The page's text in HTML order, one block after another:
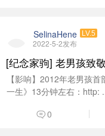
SelinaHene LV.5
2022-5-2发布
[纪念家驹] 老男孩致
【影响】2012年老男孩
一生》13分钟左右：http:
0